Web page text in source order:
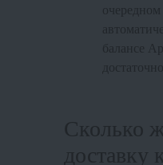
балансе
Сколько
доставку